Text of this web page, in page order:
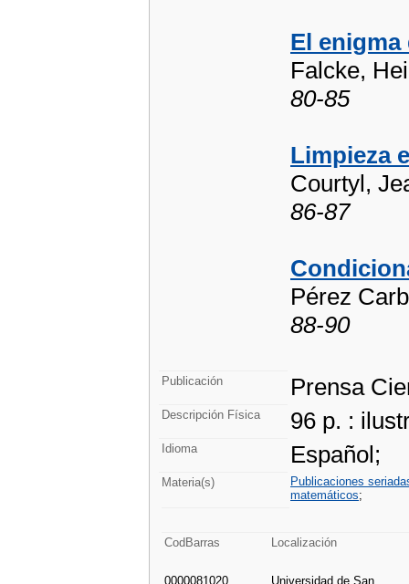
El
Falcke,
80-85
Limpieza
Courtyl,
86-87
Pérez
88-90
Publicación Prensa
Descripción Física 96 p. :
Idioma Español;
Materia(s)
Publicaciones
matemáticos;
CodBarras Localización
0000081020 Universidad de San